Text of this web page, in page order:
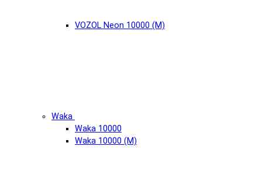
VOZOL Neon 10000 (М)
Waka
Waka 10000
Waka 10000 (М)